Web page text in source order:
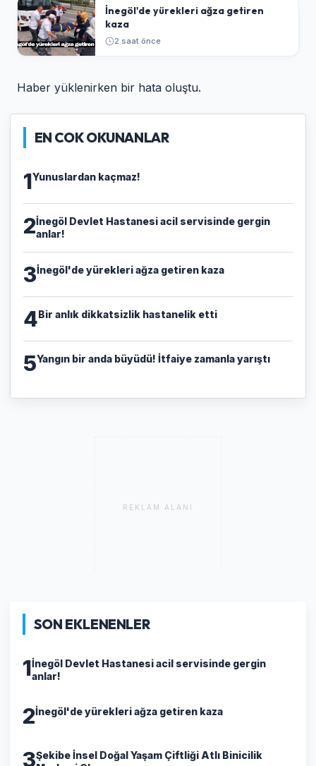
İnegöl'de yürekleri ağza getiren
kaza
2 saat önce
Haber yüklenirken bir hata oluştu.
EN COK OKUNANLAR
1Yunuslardan kaçmaz!
2İnegöl Devlet Hastanesi acil servisinde gergin
anlar!
3İnegöl'de yürekleri ağza getiren kaza
4Bir anlık dikkatsizlik hastanelik etti
5Yangın bir anda büyüdü! İtfaiye zamanla yarıştı
REKLAM ALANI
SON EKLENENLER
1İnegöl Devlet Hastanesi acil servisinde gergin
anlar!
2İnegöl'de yürekleri ağza getiren kaza
3Şekibe İnsel Doğal Yaşam Çiftliği Atlı Binicilik